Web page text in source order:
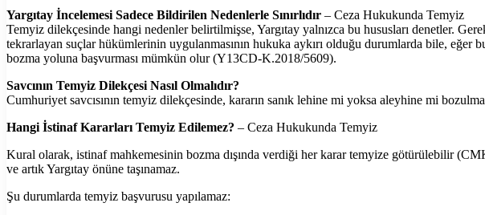
Yargıtay İncelemesi Sadece Bildirilen Nedenlerle Sınırlıdır – Ceza Hukukunda Temyiz
Temyiz dilekçesinde hangi nedenler belirtilmişse, Yargıtay yalnızca bu hususları denetler.
tekrarlayan suçlar hükümlerinin uygulanmasının hukuka aykırı olduğu durumlarda bile, eğer
bozma yoluna başvurması mümkün olur (Y13CD-K.2018/5609).
Savcının Temyiz Dilekçesi Nasıl Olmalıdır?
Cumhuriyet savcısının temyiz dilekçesinde, kararın sanık lehine mi yoksa aleyhine mi
Hangi İstinaf Kararları Temyiz Edilemez? – Ceza Hukukunda Temyiz
Kural olarak, istinaf mahkemesinin bozma dışında verdiği her karar temyize götürülebilir
ve artık Yargıtay önüne taşınamaz.
Şu durumlarda temyiz başvurusu yapılamaz: